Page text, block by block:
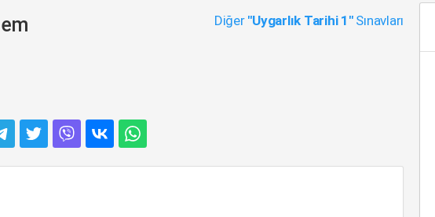
Diğer "Uygarlık Tarihi 1"Sınavları